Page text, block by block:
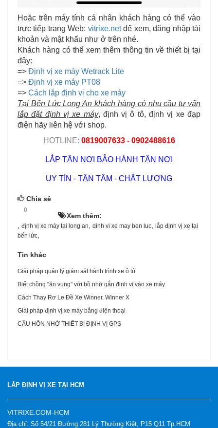
Hoặc trên máy tính cá nhân khách hàng có thể vào
trực tiếp trang Web: vitrixe.netđể xem, đăng nhập tài
khoản và mật khẩu như ở trên nhé.
Khách hàng có thể xem thêm thông tin về thiết bị tại
đây:
=> Định vị xe máy Wetrack Lite
=> Định vị xe máy PT08
=> Cách lắp định vị cho xe máy
Tại Bến Lức Long An khách hàng có nhu cầu tư vấn
lắp đặt định vị xe máy, định vị ô tô, định vị xe đạp
điện hãy liên hệ với shop.
HOTLINE: 0819007633 - 0902488616
LẮP TẬN NƠI BẢO HÀNH TẬN NƠI
UY TÍN - TẬN TÂM - CHẤT LƯỢNG
Chia sẻ
0
Xem thêm:
định vị xe máy tại long an dinh vi xe may ben luc lắp định vị xe tại
bến lức
Tin khác
Giải pháp quản lý giám sát hành trình xe ô tô
Biết chồng “ăn vụng” với bồ nhờ gắn định vị vào xe máy
Cách Thay Rơ Le Đề Xe Winner, Winner X
Giải pháp định vị xe máy bằng điện thoại
CẦU HÔN NHỜ THIẾT BỊ ĐỊNH VỊ GPS
LẮP ĐỊNH VỊ XE TẠI HCM
VITRIXE.COM-HCM
Địa chỉ: Số 54/21 Đường 281 Lý Thường Kiệt, P15 Q11 Tp.HCM